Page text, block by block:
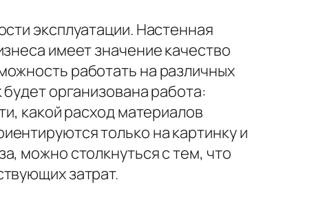
эксплуатации. Настенная
имеет значение качество
работать на различных
организована работа:
какой расход материалов
только на картинку и
можно столкнуться с тем, что
затрат.